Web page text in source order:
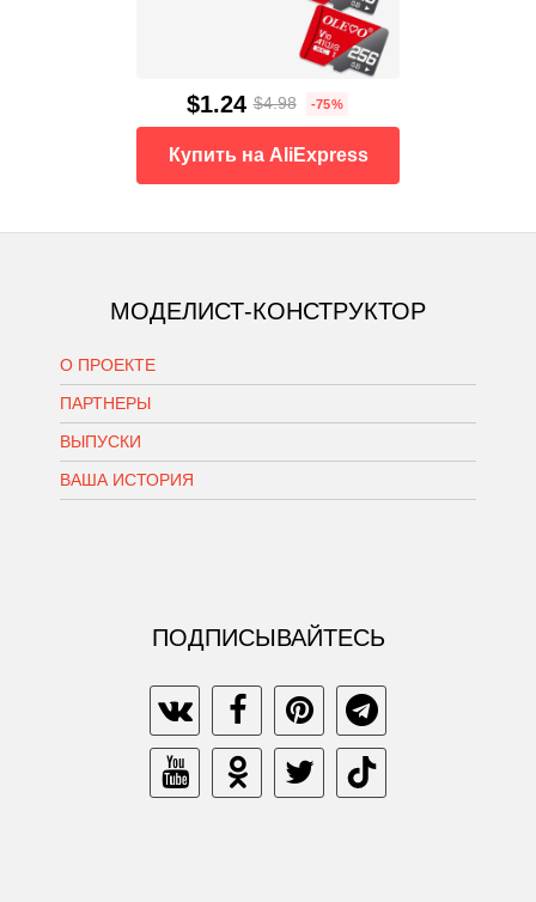
$1.24 $4.98 -75%
Купить на AliExpress
МОДЕЛИСТ-КОНСТРУКТОР
О ПРОЕКТЕ
ПАРТНЕРЫ
ВЫПУСКИ
ВАША ИСТОРИЯ
ПОДПИСЫВАЙТЕСЬ